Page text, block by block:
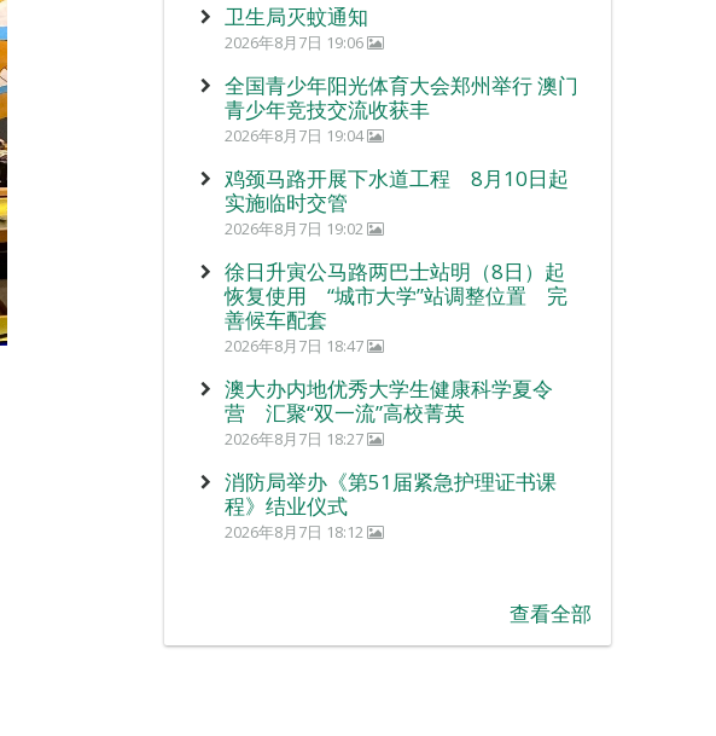
卫生局灭蚊通知
2026年8月7日 19:06
全国青少年阳光体育大会郑州举行 澳门
青少年竞技交流收获丰
2026年8月7日 19:04
鸡颈马路开展下水道工程 8月10日起
实施临时交管
2026年8月7日 19:02
徐日升寅公马路两巴士站明（8日）起
恢复使用 “城市大学”站调整位置 完
善候车配套
2026年8月7日 18:47
澳大办内地优秀大学生健康科学夏令
营 汇聚“双一流”高校菁英
2026年8月7日 18:27
消防局举办《第51届紧急护理证书课
程》结业仪式
2026年8月7日 18:12
查看全部